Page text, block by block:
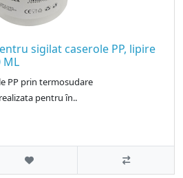
sigilat caserole PP, lipire
ML
PP prin termosudare
pentru ȋn..